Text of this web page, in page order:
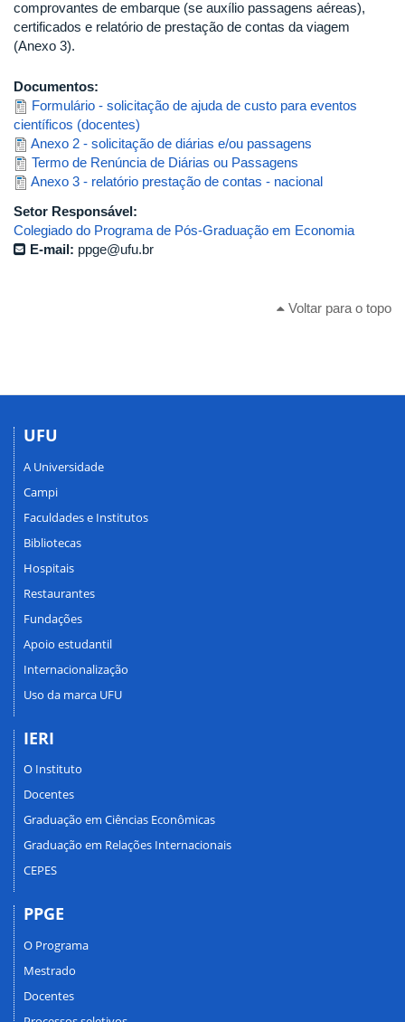
comprovantes de embarque (se auxílio passagens aéreas),
certificados e relatório de prestação de contas da viagem
(Anexo 3).
Documentos:
Formulário - solicitação de ajuda de custo para eventos
científicos (docentes)
Anexo 2 - solicitação de diárias e/ou passagens
Termo de Renúncia de Diárias ou Passagens
Anexo 3 - relatório prestação de contas - nacional
Setor Responsável:
Colegiado do Programa de Pós-Graduação em Economia
E-mail: ppge@ufu.br
Voltar para o topo
UFU
A Universidade
Campi
Faculdades e Institutos
Bibliotecas
Hospitais
Restaurantes
Fundações
Apoio estudantil
Internacionalização
Uso da marca UFU
IERI
O Instituto
Docentes
Graduação em Ciências Econômicas
Graduação em Relações Internacionais
CEPES
PPGE
O Programa
Mestrado
Docentes